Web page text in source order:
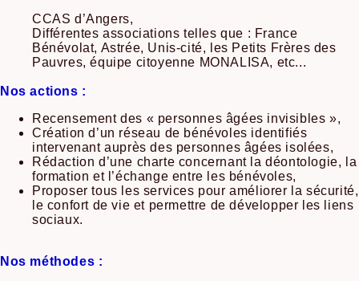
CCAS d’Angers,
Différentes associations telles que : France
Bénévolat, Astrée, Unis-cité, les Petits Frères des
Pauvres, équipe citoyenne MONALISA, etc...
Nos actions :
Recensement des « personnes âgées invisibles »,
Création d’un réseau de bénévoles identifiés
intervenant auprès des personnes âgées isolées,
Rédaction d’une charte concernant la déontologie, la
formation et l’échange entre les bénévoles,
Proposer tous les services pour améliorer la sécurité,
le confort de vie et permettre de développer les liens
sociaux.
Nos méthodes :